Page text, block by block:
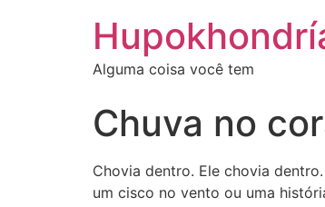
Alguma coisa você tem
Chuva no
Chovia dentro. Ele chovia
um cisco no vento ou uma